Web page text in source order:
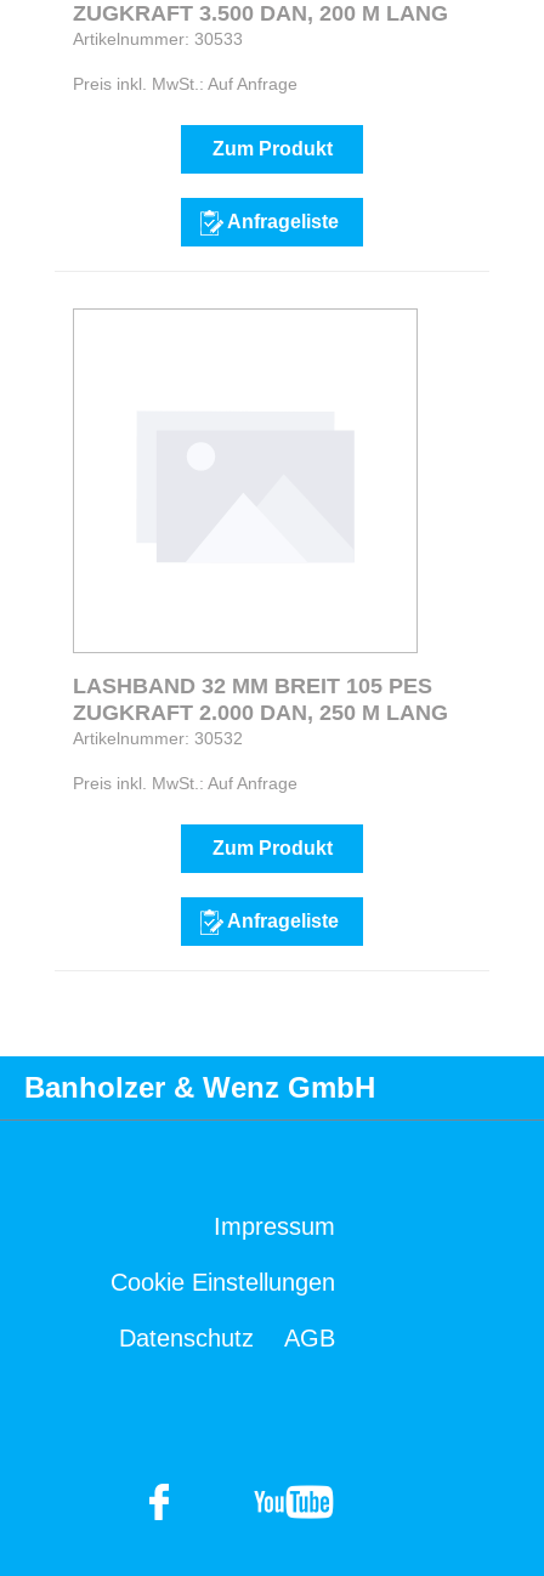
ZUGKRAFT 3.500 DAN, 200 M LANG
Artikelnummer: 30533
Preis inkl. MwSt.: Auf Anfrage
Zum Produkt
Anfrageliste
LASHBAND 32 MM BREIT 105 PES
ZUGKRAFT 2.000 DAN, 250 M LANG
Artikelnummer: 30532
Preis inkl. MwSt.: Auf Anfrage
Zum Produkt
Anfrageliste
Banholzer & Wenz GmbH
Impressum
Cookie Einstellungen
Datenschutz AGB